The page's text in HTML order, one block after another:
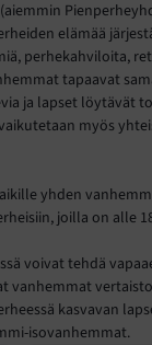
elämää
perhekahviloita,
tapaavat
ja lapset löytävät
myös
yhden
joilla on alle
voivat tehdä
vanhemmat
kasvavan
isovanhemmat.